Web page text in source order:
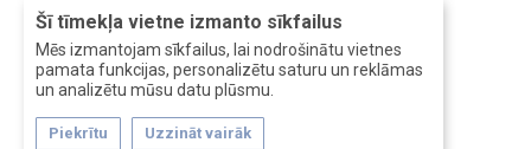
Šī tīmekļa vietne izmanto sīkfailus
Mēs izmantojam sīkfailus, lai nodrošinātu vietnes
pamata funkcijas, personalizētu saturu un reklāmas
un analizētu mūsu datu plūsmu.
Piekrītu Uzzināt vairāk